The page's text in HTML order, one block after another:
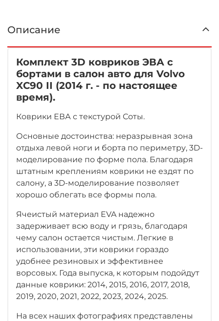
Описание
Комплект 3D ковриков ЭВА с
бортами в салон авто для Volvo
XC90 II (2014 г. - по настоящее
время).
Коврики ЕВА с текстурой Соты.
Основные достоинства: неразрывная зона
отдыха левой ноги и борта по периметру, 3D-
моделирование по форме пола. Благодаря
штатным креплениям коврики не ездят по
салону, а 3D-моделирование позволяет
хорошо облегать все формы пола.
Ячеистый материал EVA надежно
задерживает всю воду и грязь, благодаря
чему салон остается чистым. Легкие в
использовании, эти коврики гораздо
удобнее резиновых и эффективнее
ворсовых. Года выпуска, к которым подойдут
данные коврики: 2014, 2015, 2016, 2017, 2018,
2019, 2020, 2021, 2022, 2023, 2024, 2025.
На всех наших фотографиях представлены